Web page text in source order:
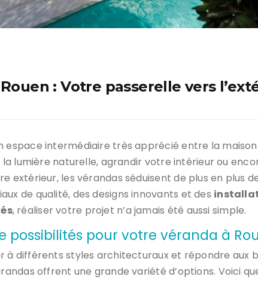
: Votre passerelle vers
espace intermédiaire très apprécié entre la maison
lumière naturelle, agrandir votre intérieur ou
extérieur, les vérandas séduisent de plus en plus
de qualité, des designs innovants et des
, réaliser votre projet n’a jamais été aussi simple.
possibilités pour votre véranda à
à différents styles architecturaux et répondre aux
offrent une grande variété d’options. Voici